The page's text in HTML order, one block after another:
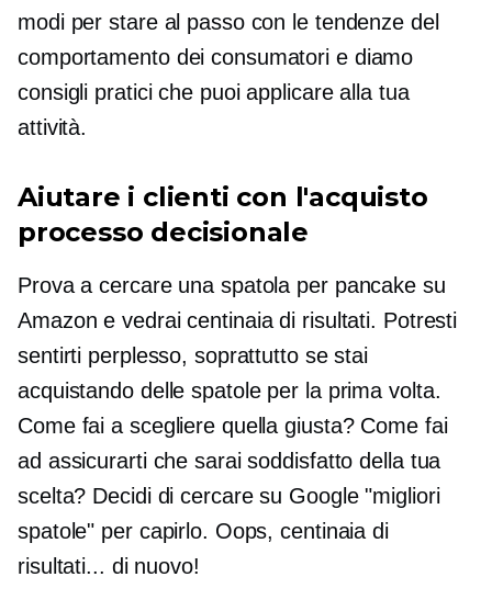
modi per stare al passo con le tendenze del
comportamento dei consumatori e diamo
consigli pratici che puoi applicare alla tua
attività.
Aiutare i clienti con l'acquisto
processo decisionale
Prova a cercare una spatola per pancake su
Amazon e vedrai centinaia di risultati. Potresti
sentirti perplesso, soprattutto se stai
acquistando delle spatole per la prima volta.
Come fai a scegliere quella giusta? Come fai
ad assicurarti che sarai soddisfatto della tua
scelta? Decidi di cercare su Google "migliori
spatole" per capirlo. Oops, centinaia di
risultati... di nuovo!